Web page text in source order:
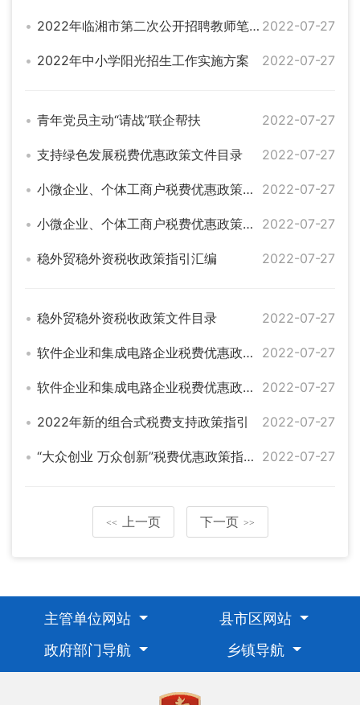
2022年临湘市第二次公开招聘教师笔试考务工作方案 2022-07-27
2022年中小学阳光招生工作实施方案 2022-07-27
青年党员主动“请战”联企帮扶 2022-07-27
支持绿色发展税费优惠政策文件目录 2022-07-27
小微企业、个体工商户税费优惠政策指引汇编 2022-07-27
小微企业、个体工商户税费优惠政策文件目录 2022-07-27
稳外贸稳外资税收政策指引汇编 2022-07-27
稳外贸稳外资税收政策文件目录 2022-07-27
软件企业和集成电路企业税费优惠政策指引汇编 2022-07-27
软件企业和集成电路企业税费优惠政策文件目录 2022-07-27
2022年新的组合式税费支持政策指引 2022-07-27
“大众创业 万众创新”税费优惠政策指引汇编 2022-07-27
<< 上一页 下一页 >>
主管单位网站
县市区网站
政府部门导航
乡镇导航